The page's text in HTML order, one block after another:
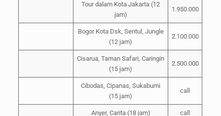
Tour dalam Kota Jakarta (12
jam)
1.950.000
Bogor Kota Dsk, Sentul, Jungle
(12 jam)
2.100.000
Cisarua, Taman Safari, Caringin
(15 jam)
2.500.000
Cibodas, Cipanas, Sukabumi
(15 jam)
call
Anyer, Carita (18 jam) call